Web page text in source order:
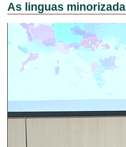
As linguas